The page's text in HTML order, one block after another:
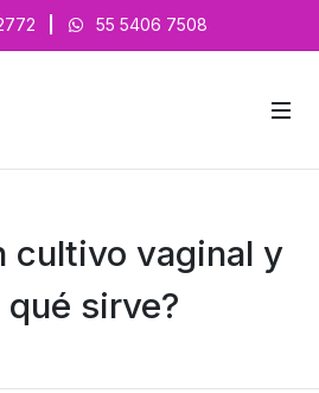
55 5406 7508
cultivo vaginal y
qué sirve?